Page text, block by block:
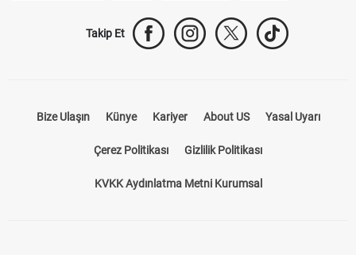
Takip Et
Bize Ulaşın Künye Kariyer About US Yasal Uyarı
Çerez Politikası Gizlilik Politikası
KVKK Aydınlatma Metni Kurumsal